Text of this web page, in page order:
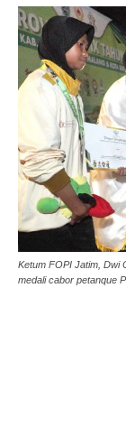
Ketum FOPI Jatim, Dwi
medali cabor petanque